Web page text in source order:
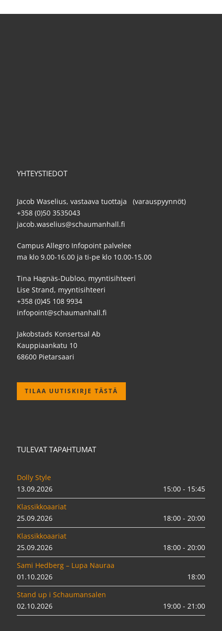
YHTEYSTIEDOT
Jacob Waselius, vastaava tuottaja (varauspyynnöt)
+358 (0)50 3535043
jacob.waselius@schaumanhall.fi
Campus Allegro Infopoint palvelee
ma klo 9.00-16.00 ja ti-pe klo 10.00-15.00
Tina Hagnäs-Dubloo, myyntisihteeri
Lise Strand, myyntisihteeri
+358 (0)45 108 9934
infopoint@schaumanhall.fi
Jakobstads Konsertsal Ab
Kauppiaankatu 10
68600 Pietarsaari
TILAA UUTISKIRJE TÄSTÄ
TULEVAT TAPAHTUMAT
Dolly Style
13.09.2026
15:00 - 15:45
Klassikkoaariat
25.09.2026
18:00 - 20:00
Klassikkoaariat
25.09.2026
18:00 - 20:00
Sami Hedberg – Lupa Nauraa
01.10.2026
18:00
Stand up i Schaumansalen
02.10.2026
19:00 - 21:00